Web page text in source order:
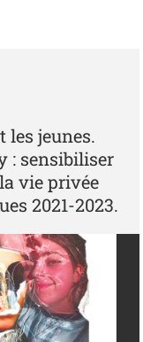
les jeunes.
: sensibiliser
vie privée
2021-2023.